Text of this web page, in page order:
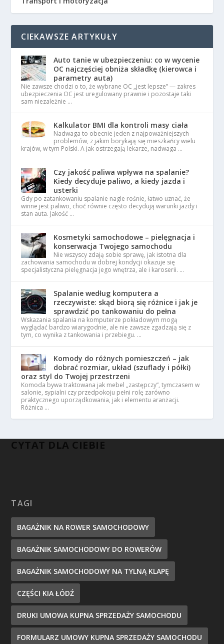
CIEKAWSZE ARTYKUŁY
Auto tanie w ubezpieczeniu: co w wycenie
OC najczęściej obniża składkę (kierowca i
parametry auta)
Nie zawsze chodzi o to, że wybrane OC „jest lepsze” — zakres
ubezpieczenia OC jest uregulowany prawnie i pozostaje taki
sam niezależnie …
Kalkulator BMI dla kontroli masy ciała
Nadwaga to obecnie jeden z najpoważniejszych
problemów, z jakim borykają się mieszkańcy wielu
krajów, w tym Polski. A jak ostrzegają lekarze, nadwaga …
Czy jakość paliwa wpływa na spalanie?
Kiedy decyduje paliwo, a kiedy jazda i
usterki
Gdy po zatankowaniu spalanie nagle rośnie, łatwo uznać, że
winne jest paliwo, choć równie często decydują warunki jazdy i
stan auta. Jakość …
Kosmetyki samochodowe – pielęgnacja i
konserwacja Twojego samochodu
Nie wszyscy zdają sobie sprawę, jak istotna dla
zachowania samochodu w dobrej kondycji okazuje się
specjalistyczna pielęgnacja jego wnętrza, ale i karoserii. …
Spalanie według komputera a
rzeczywiste: skąd biorą się różnice i jak je
sprawdzić po tankowaniu do pełna
Wskazania spalania na komputerze pokładowym mogą
wyglądać bardzo wiarygodnie, ale nie zawsze zgadzają się z
tym, co wynika z tankowania i przebiegu. …
Komody do różnych pomieszczeń – jak
dobrać rozmiar, układ (szuflady i półki)
oraz styl do Twojej przestrzeni
Komoda bywa traktowana jak mebel „zastępczy”, tymczasem w
salonie, sypialni czy przedpokoju pełni rolę zarówno
praktycznego uporządkowania, jak i elementu aranżacji.
Różnica …
CYTAT DLA CIEBIE
TAGI
BAGAŻNIK NA ROWER SAMOCHODOWY
BAGAŻNIK SAMOCHODOWY DO ROWERÓW
BAGAŻNIK SAMOCHODOWY NA TYLNĄ KLAPĘ
CZĘŚCI KIA ŁÓDŹ
DRUKI UMOWA KUPNA SPRZEDAŻY SAMOCHODU
FORMULARZ UMOWY KUPNA SPRZEDAŻY SAMOCHODU